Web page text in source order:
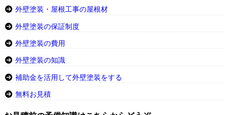
外壁塗装・屋根工事の屋根材
外壁塗装の保証制度
外壁塗装の費用
外壁塗装の知識
補助金を活用して外壁塗装をする
無料お見積